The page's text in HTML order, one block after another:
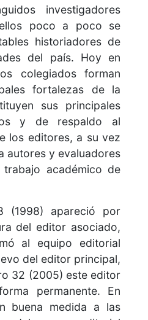
investigadores
poco a poco se
historiadores de
del país. Hoy en
colegiados forman
fortalezas de la
sus principales
y de respaldo al
los editores, a su vez
autores y evaluadores
académico de
(1998) apareció por
del editor asociado,
al equipo editorial
del editor principal,
32 (2005) este editor
permanente. En
buena medida a las